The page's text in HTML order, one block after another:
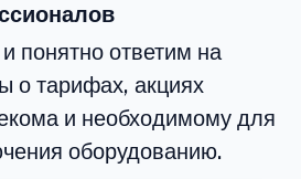
понятно ответим на
о тарифах, акциях
и необходимому для
оборудованию.